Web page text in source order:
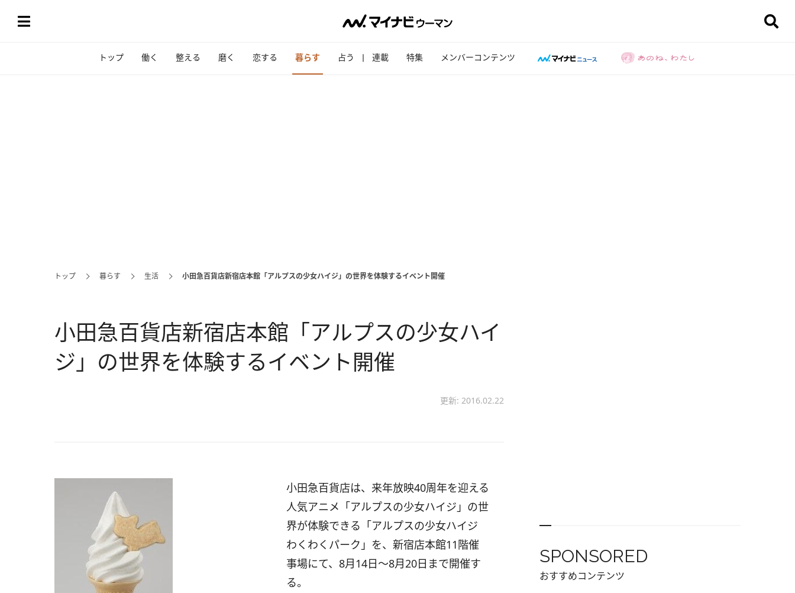
トップ 働く 整える 磨く 恋する 暮らす 占う 連載 特集 メンバーコンテンツ
トップ 暮らす 生活 小田急百貨店新宿店本館「アルプスの少女ハイジ」の世界を体験するイベント開催
小田急百貨店新宿店本館「アルプスの少女ハイ
ジ」の世界を体験するイベント開催
更新: 2016.02.22
小田急百貨店は、来年放映40周年を迎える
人気アニメ「アルプスの少女ハイジ」の世
界が体験できる「アルプスの少女ハイジ
わくわくパーク」を、新宿店本館11階催
事場にて、8月14日～8月20日まで開催す
る。
SPONSORED
おすすめコンテンツ